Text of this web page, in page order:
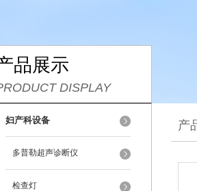
品展示
DISPLAY
妇产科设备
多普勒超声诊断仪
检查灯
产